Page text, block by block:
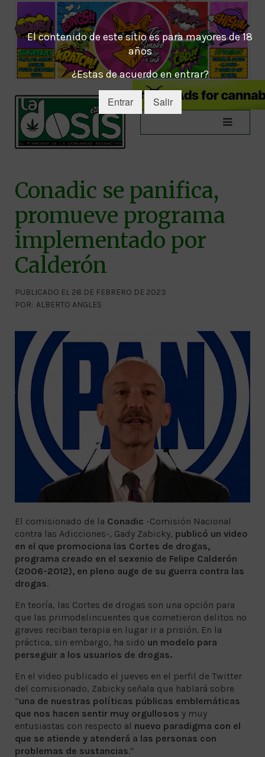
El contenido de este sitio es para mayores de 18
años
¿Estas de acuerdo en entrar?
Entrar Salir
Conadic se panifica,
promueve programa
implementado por
Calderón
PUBLICADO EL 28 DE FEBRERO DE 2023
POR: ALBERTO ANGLES
El comisionado de la Conadic -Comisión Nacional
contra las Adicciones-, Gady Zabicky, publicó un video
en el que promociona las Cortes de drogas,
programa creado en el sexenio de Felipe Calderón
(2006-2012), en pleno auge de su guerra contra las
drogas.
En teoría, las Cortes de drogas son una opción para
que las primodelincuentes que cometieron delitos no
graves reciban terapia en lugar ir a prisión. En la
práctica, sin embargo, ha sido un modelo para
perseguir a los usuarios de drogas.
En el video publicado el jueves en el perfil de Twitter
del comisionado, Zabicky señala que hablará sobre
“una de nuestras políticas públicas emblemáticas
que nos hacen sentir muy orgullosos y muy
entusiastas con respecto al nuevo paradigma con el
que se atiende y atenderá a las personas con
problemas de sustancias.”